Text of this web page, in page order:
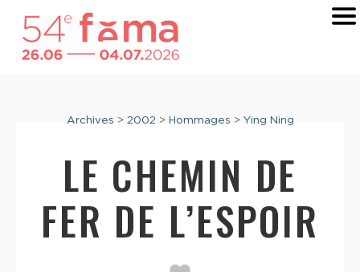
Archives > 2002 > Hommages > Ying Ning
LE CHEMIN DE
FER DE L’ESPOIR